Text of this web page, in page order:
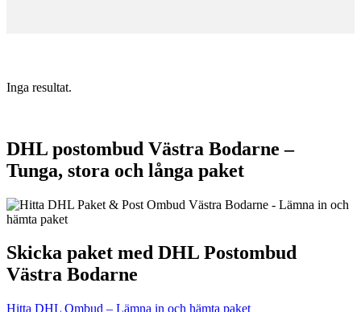
Inga resultat.
DHL postombud Västra Bodarne –
Tunga, stora och långa paket
Skicka paket med DHL Postombud
Västra Bodarne
Hitta DHL Ombud – Lämna in och hämta paket